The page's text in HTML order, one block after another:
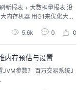
5.6k 0 0
内存预估与设置